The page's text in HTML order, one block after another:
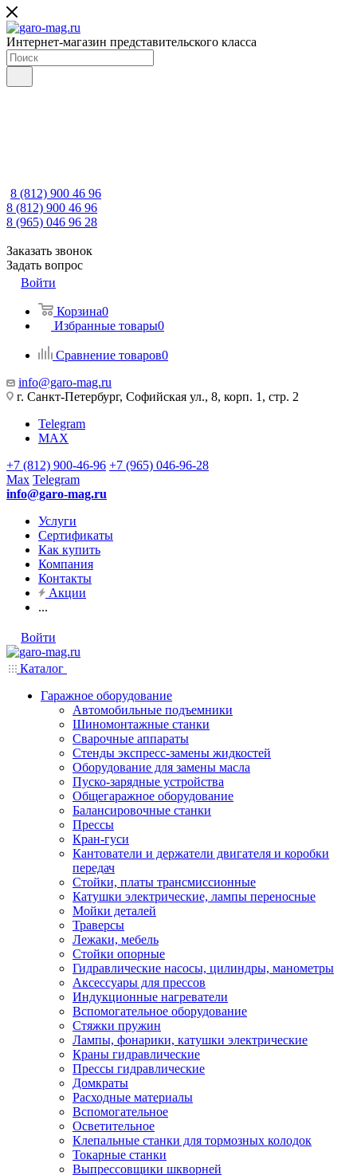
Интернет-магазин представительского класса
8 (812) 900 46 96
8 (812) 900 46 96
8 (965) 046 96 28
Заказать звонок
Задать вопрос
Войти
Корзина0
Избранные товары0
Сравнение товаров0
info@garo-mag.ru
г. Санкт-Петербург, Софийская ул., 8, корп. 1, стр. 2
Telegram
MAX
+7 (812) 900-46-96 +7 (965) 046-96-28
Max Telegram
info@garo-mag.ru
Услуги
Сертификаты
Как купить
Компания
Контакты
Акции
...
Войти
Каталог
Гаражное оборудование
Автомобильные подъемники
Шиномонтажные станки
Сварочные аппараты
Стенды экспресс-замены жидкостей
Оборудование для замены масла
Пуско-зарядные устройства
Общегаражное оборудование
Балансировочные станки
Прессы
Кран-гуси
Кантователи и держатели двигателя и коробки
передач
Стойки, платы трансмиссионные
Катушки электрические, лампы переносные
Мойки деталей
Траверсы
Лежаки, мебель
Стойки опорные
Гидравлические насосы, цилиндры, манометры
Аксессуары для прессов
Индукционные нагреватели
Вспомогательное оборудование
Стяжки пружин
Лампы, фонарики, катушки электрические
Краны гидравлические
Прессы гидравлические
Домкраты
Расходные материалы
Вспомогательное
Осветительное
Клепальные станки для тормозных колодок
Токарные станки
Выпрессовщики шкворней